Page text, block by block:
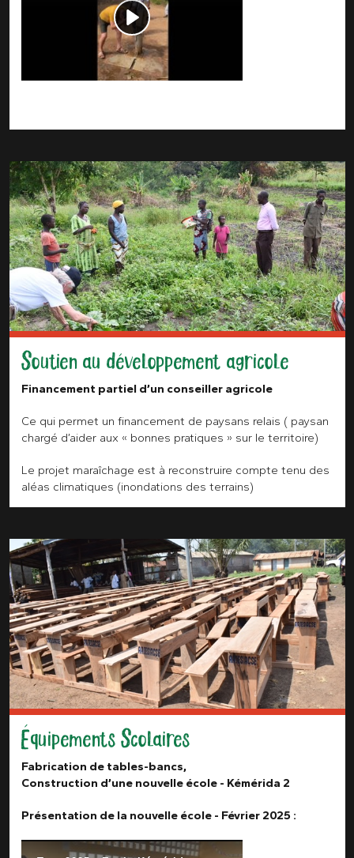
Soutien au développement agricole
Financement partiel d’un conseiller agricole
Ce qui permet un financement de paysans relais ( paysan
chargé d’aider aux « bonnes pratiques » sur le territoire)
Le projet maraîchage est à reconstruire compte tenu des
aléas climatiques (inondations des terrains)
Équipements Scolaires
Fabrication de tables-bancs,
Construction d’une nouvelle école - Kémérida 2
Présentation de la nouvelle école - Février 2025 :